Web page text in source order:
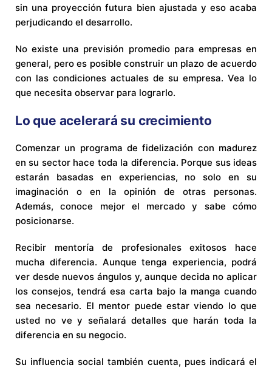
sin una proyección futura bien ajustada y eso acaba
perjudicando el desarrollo.
No existe una previsión promedio para empresas en
general, pero es posible construir un plazo de acuerdo
con las condiciones actuales de su empresa. Vea lo
que necesita observar para lograrlo.
Lo que acelerará su crecimiento
Comenzar un programa de fidelización con madurez
en su sector hace toda la diferencia. Porque sus ideas
estarán basadas en experiencias, no solo en su
imaginación o en la opinión de otras personas.
Además, conoce mejor el mercado y sabe cómo
posicionarse.
Recibir mentoría de profesionales exitosos hace
mucha diferencia. Aunque tenga experiencia, podrá
ver desde nuevos ángulos y, aunque decida no aplicar
los consejos, tendrá esa carta bajo la manga cuando
sea necesario. El mentor puede estar viendo lo que
usted no ve y señalará detalles que harán toda la
diferencia en su negocio.
Su influencia social también cuenta, pues indicará el